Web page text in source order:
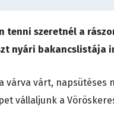
tenni szeretnél a
nyári bakancslistája
várva várt,
vállaljunk a